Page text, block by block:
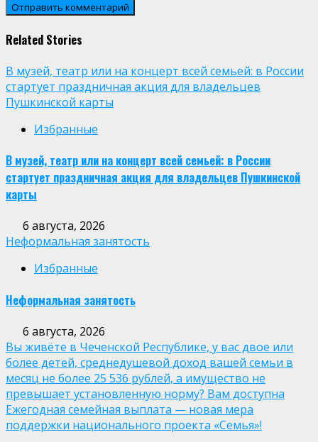
Related Stories
В музей, театр или на концерт всей семьей: в России
стартует праздничная акция для владельцев
Пушкинской карты
Избранные
В музей, театр или на концерт всей семьей: в России
стартует праздничная акция для владельцев Пушкинской
карты
6 августа, 2026
Неформальная занятость
Избранные
Неформальная занятость
6 августа, 2026
Вы живёте в Чеченской Республике, у вас двое или
более детей, среднедушевой доход вашей семьи в
месяц не более 25 536 рублей, а имущество не
превышает установленную норму? Вам доступна
Ежегодная семейная выплата — новая мера
поддержки национального проекта «Семья»!